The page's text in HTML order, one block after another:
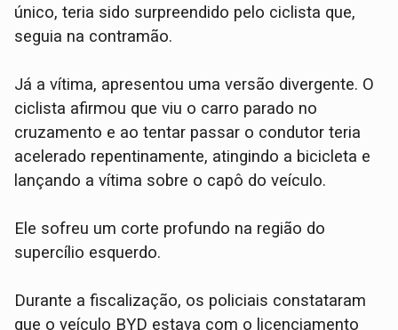
único, teria sido surpreendido pelo ciclista que,
seguia na contramão.
​Já a vítima, apresentou uma versão divergente. O
ciclista afirmou que viu o carro parado no
cruzamento e ao tentar passar o condutor teria
acelerado repentinamente, atingindo a bicicleta e
lançando a vítima sobre o capô do veículo.
Ele sofreu um corte profundo na região do
supercílio esquerdo.
​Durante a fiscalização, os policiais constataram
que o veículo BYD estava com o licenciamento